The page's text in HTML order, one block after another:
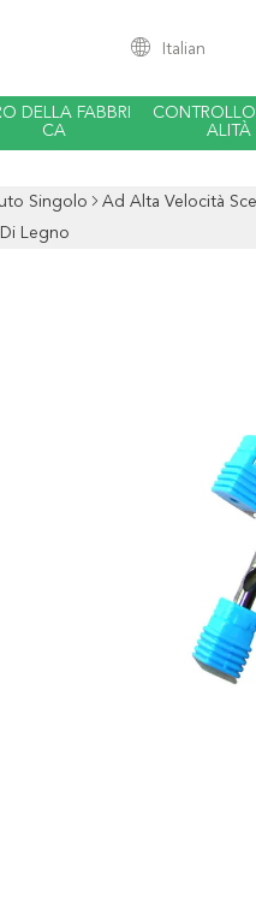
Italian
DELLA FABBRI
CA
ALITÀ
Singolo
Ad Alta Velocità
Legno